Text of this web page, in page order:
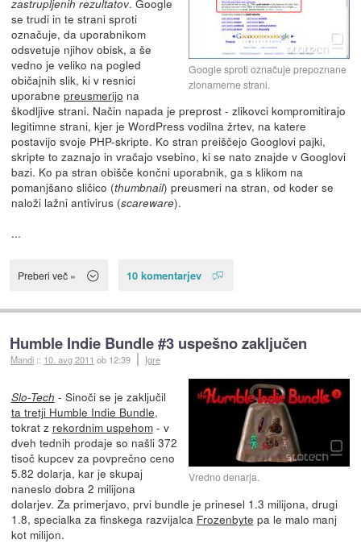
Google sproti označuje prepoznane
zlonamerne strani.
zastrupljenih rezultatov
se trudi in te strani sproti
označuje, da uporabnikom
odsvetuje njihov obisk, a še
vedno je veliko na pogled
običajnih slik, ki v resnici
uporabne preusmerijo na
škodljive strani. Način napada je preprost - zlikovci kompromitirajo
legitimne strani, kjer je WordPress vodilna žrtev, na katere
postavijo svoje PHP-skripte. Ko stran preiščejo Googlovi pajki,
skripte to zaznajo in vračajo vsebino, ki se nato znajde v Googlovi
bazi. Ko pa stran obišče končni uporabnik, ga s klikom na
pomanjšano sličico (thumbnail) preusmeri na stran, od koder se
naloži lažni antivirus (scareware).
...
Preberi več » 10 komentarjev
Humble Indie Bundle #3 uspešno zaključen
Mandi :: 10. avg 2011 ob 12:39 Igre
Vredno denarja.
Slo-Tech - Sinoči se je zaključil
ta tretji Humble Indie Bundle,
tokrat z rekordnim uspehom- v
dveh tednih prodaje so našli 372
tisoč kupcev za povprečno ceno
5.82 dolarja, kar je skupaj
naneslo dobra 2 milijona
dolarjev. Za primerjavo, prvi bundle je prinesel 1.3 milijona, drugi
1.8, specialka za finskega razvijalca Frozenbyte pa le malo manj
kot milijon.